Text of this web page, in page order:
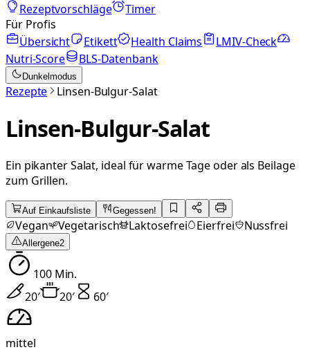
Rezeptvorschläge
Timer
Für Profis
Übersicht
Etikett Health Claims
LMIV-Check
Nutri-Score
BLS-Datenbank
Dunkelmodus
Rezepte Linsen-Bulgur-Salat
Linsen-Bulgur-Salat
Ein pikanter Salat, ideal für warme Tage oder als Beilage
zum Grillen.
Auf Einkaufsliste Gegessen!
Vegan Vegetarisch Laktosefrei Eierfrei Nussfrei
Allergene2
100Min.
20′ 20′ 60′
mittel